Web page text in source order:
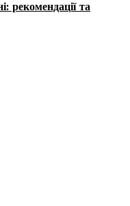
рекомендації та